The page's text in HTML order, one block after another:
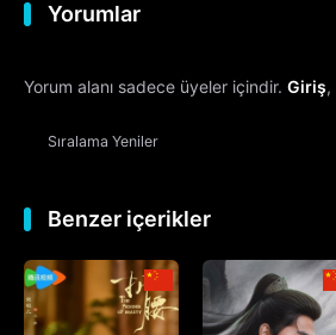
12. Bölüm
13. Bölüm
14. Bölüm
15. Bölüm
16. Bölüm
Yorumlar
Yorum alanı sadece üyeler içindir. Giriş,
Sıralama Yeniler
Benzer içerikler